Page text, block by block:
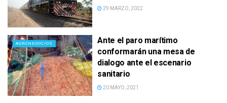
29 MARZO, 2022
AGRONEGOCIOS
Ante el paro marítimo
conformarán una mesa de
dialogo ante el escenario
sanitario
20 MAYO, 2021